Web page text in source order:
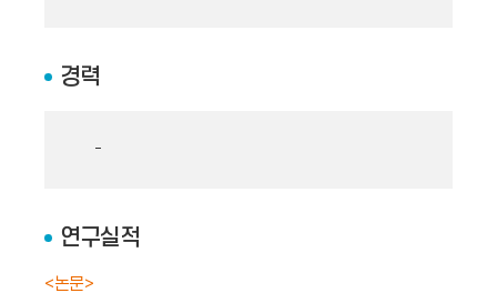
경력
-
연구실적
<논문>